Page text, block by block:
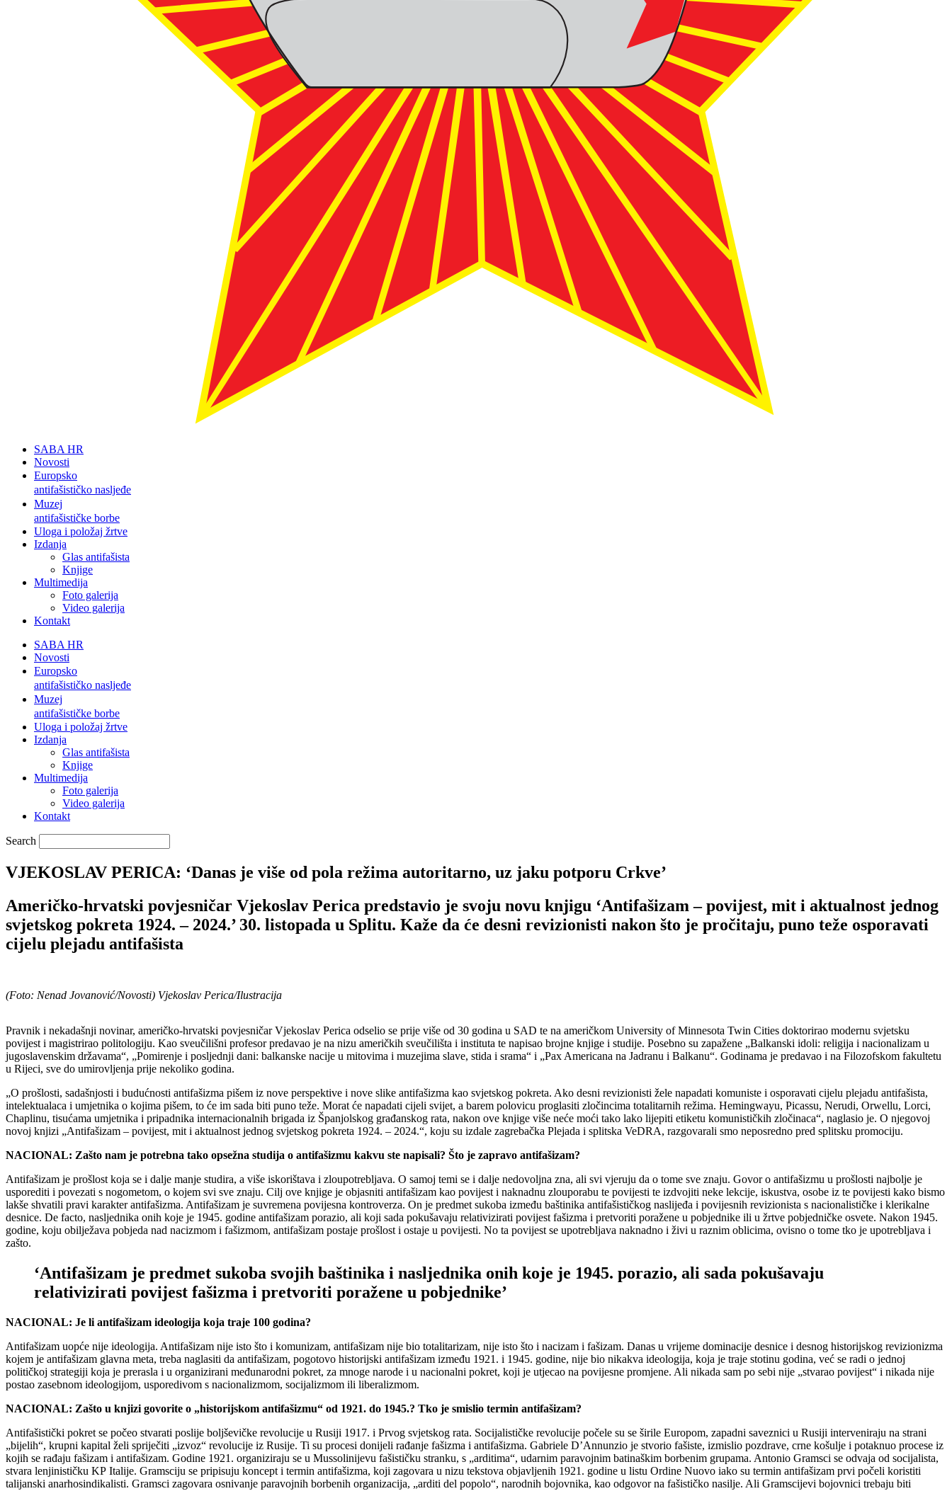
SABA HR
Novosti
Europsko
antifašističko nasljeđe
Muzej
antifašističke borbe
Uloga i položaj žrtve
Izdanja
Glas antifašista
Knjige
Multimedija
Foto galerija
Video galerija
Kontakt
SABA HR
Novosti
Europsko
antifašističko nasljeđe
Muzej
antifašističke borbe
Uloga i položaj žrtve
Izdanja
Glas antifašista
Knjige
Multimedija
Foto galerija
Video galerija
Kontakt
Search
VJEKOSLAV PERICA: ‘Danas je više od pola režima autoritarno, uz jaku potporu Crkve’
Američko-hrvatski povjesničar Vjekoslav Perica predstavio je svoju novu knjigu ‘Antifašizam – povijest, mit i aktualnost jednog
svjetskog pokreta 1924. – 2024.’ 30. listopada u Splitu. Kaže da će desni revizionisti nakon što je pročitaju, puno teže osporavati
cijelu plejadu antifašista
(Foto: Nenad Jovanović/Novosti) Vjekoslav Perica/Ilustracija
Pravnik i nekadašnji novinar, američko-hrvatski povjesničar Vjekoslav Perica odselio se prije više od 30 godina u SAD te na američkom University of Minnesota Twin Cities doktorirao modernu svjetsku
povijest i magistrirao politologiju. Kao sveučilišni profesor predavao je na nizu američkih sveučilišta i instituta te napisao brojne knjige i studije. Posebno su zapažene „Balkanski idoli: religija i nacionalizam u
jugoslavenskim državama“, „Pomirenje i posljednji dani: balkanske nacije u mitovima i muzejima slave, stida i srama“ i „Pax Americana na Jadranu i Balkanu“. Godinama je predavao i na Filozofskom fakultetu
u Rijeci, sve do umirovljenja prije nekoliko godina.
„O prošlosti, sadašnjosti i budućnosti antifašizma pišem iz nove perspektive i nove slike antifašizma kao svjetskog pokreta. Ako desni revizionisti žele napadati komuniste i osporavati cijelu plejadu antifašista,
intelektualaca i umjetnika o kojima pišem, to će im sada biti puno teže. Morat će napadati cijeli svijet, a barem polovicu proglasiti zločincima totalitarnih režima. Hemingwayu, Picassu, Nerudi, Orwellu, Lorci,
Chaplinu, tisućama umjetnika i pripadnika internacionalnih brigada iz Španjolskog građanskog rata, nakon ove knjige više neće moći tako lako lijepiti etiketu komunističkih zločinaca“, naglasio je. O njegovoj
novoj knjizi „Antifašizam – povijest, mit i aktualnost jednog svjetskog pokreta 1924. – 2024.“, koju su izdale zagrebačka Plejada i splitska VeDRA, razgovarali smo neposredno pred splitsku promociju.
NACIONAL: Zašto nam je potrebna tako opsežna studija o antifašizmu kakvu ste napisali? Što je zapravo antifašizam?
Antifašizam je prošlost koja se i dalje manje studira, a više iskorištava i zloupotrebljava. O samoj temi se i dalje nedovoljna zna, ali svi vjeruju da o tome sve znaju. Govor o antifašizmu u prošlosti najbolje je
usporediti i povezati s nogometom, o kojem svi sve znaju. Cilj ove knjige je objasniti antifašizam kao povijest i naknadnu zlouporabu te povijesti te izdvojiti neke lekcije, iskustva, osobe iz te povijesti kako bismo
lakše shvatili pravi karakter antifašizma. Antifašizam je suvremena povijesna kontroverza. On je predmet sukoba između baštinika antifašističkog naslijeđa i povijesnih revizionista s nacionalističke i klerikalne
desnice. De facto, nasljednika onih koje je 1945. godine antifašizam porazio, ali koji sada pokušavaju relativizirati povijest fašizma i pretvoriti poražene u pobjednike ili u žrtve pobjedničke osvete. Nakon 1945.
godine, koju obilježava pobjeda nad nacizmom i fašizmom, antifašizam postaje prošlost i ostaje u povijesti. No ta povijest se upotrebljava naknadno i živi u raznim oblicima, ovisno o tome tko je upotrebljava i
zašto.
‘Antifašizam je predmet sukoba svojih baštinika i nasljednika onih koje je 1945. porazio, ali sada pokušavaju
relativizirati povijest fašizma i pretvoriti poražene u pobjednike’
NACIONAL: Je li antifašizam ideologija koja traje 100 godina?
Antifašizam uopće nije ideologija. Antifašizam nije isto što i komunizam, antifašizam nije bio totalitarizam, nije isto što i nacizam i fašizam. Danas u vrijeme dominacije desnice i desnog historijskog revizionizma
kojem je antifašizam glavna meta, treba naglasiti da antifašizam, pogotovo historijski antifašizam između 1921. i 1945. godine, nije bio nikakva ideologija, koja je traje stotinu godina, već se radi o jednoj
političkoj strategiji koja je prerasla i u organizirani međunarodni pokret, za mnoge narode i u nacionalni pokret, koji je utjecao na povijesne promjene. Ali nikada sam po sebi nije „stvarao povijest“ i nikada nije
postao zasebnom ideologijom, usporedivom s nacionalizmom, socijalizmom ili liberalizmom.
NACIONAL: Zašto u knjizi govorite o „historijskom antifašizmu“ od 1921. do 1945.? Tko je smislio termin antifašizam?
Antifašistički pokret se počeo stvarati poslije boljševičke revolucije u Rusiji 1917. i Prvog svjetskog rata. Socijalističke revolucije počele su se širile Europom, zapadni saveznici u Rusiji interveniraju na strani
„bijelih“, krupni kapital želi spriječiti „izvoz“ revolucije iz Rusije. Ti su procesi donijeli rađanje fašizma i antifašizma. Gabriele D’Annunzio je stvorio fašiste, izmislio pozdrave, crne košulje i potaknuo procese iz
kojih se rađaju fašizam i antifašizam. Godine 1921. organiziraju se u Mussolinijevu fašističku stranku, s „arditima“, udarnim paravojnim batinaškim borbenim grupama. Antonio Gramsci se odvaja od socijalista,
stvara lenjinističku KP Italije. Gramsciju se pripisuju koncept i termin antifašizma, koji zagovara u nizu tekstova objavljenih 1921. godine u listu Ordine Nuovo iako su termin antifašizam prvi počeli koristiti
talijanski anarhosindikalisti. Gramsci zagovara osnivanje paravojnih borbenih organizacija, „arditi del popolo“, narodnih bojovnika, kao odgovor na fašističko nasilje. Ali Gramscijevi bojovnici trebaju biti